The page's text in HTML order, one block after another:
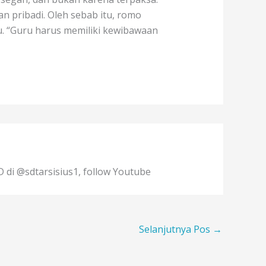
pribadi. Oleh sebab itu, romo
harus memiliki kewibawaan
di @sdtarsisius1, follow Youtube
Selanjutnya Pos →